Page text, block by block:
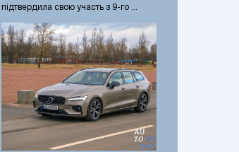
підтвердила свою участь з 9-го ...